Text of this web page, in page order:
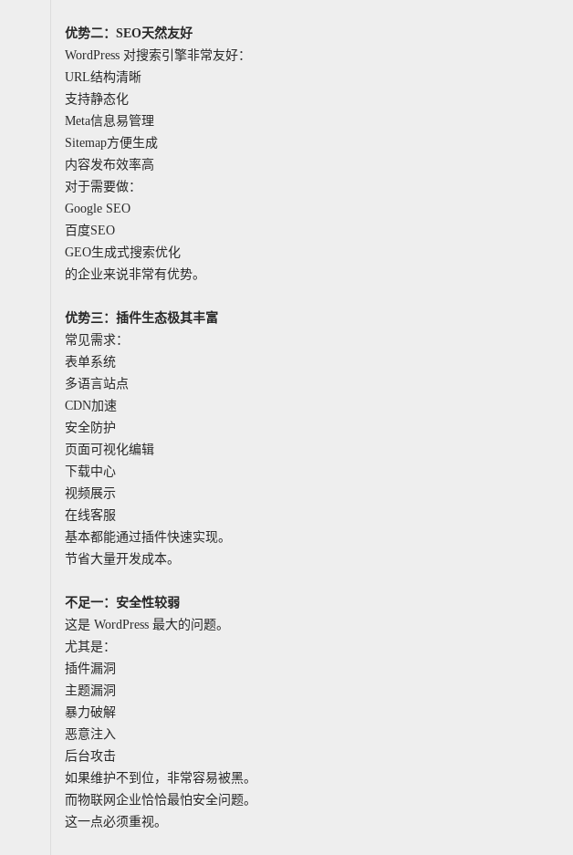
优势二：SEO天然友好
WordPress 对搜索引擎非常友好：
URL结构清晰
支持静态化
Meta信息易管理
Sitemap方便生成
内容发布效率高
对于需要做：
Google SEO
百度SEO
GEO生成式搜索优化
的企业来说非常有优势。
优势三：插件生态极其丰富
常见需求：
表单系统
多语言站点
CDN加速
安全防护
页面可视化编辑
下载中心
视频展示
在线客服
基本都能通过插件快速实现。
节省大量开发成本。
不足一：安全性较弱
这是 WordPress 最大的问题。
尤其是：
插件漏洞
主题漏洞
暴力破解
恶意注入
后台攻击
如果维护不到位，非常容易被黑。
而物联网企业恰恰最怕安全问题。
这一点必须重视。